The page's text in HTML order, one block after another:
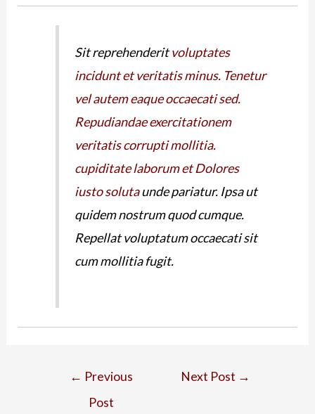
Sit reprehenderitvoluptates
incidunt et veritatis minus. Tenetur
vel autemeaque occaecati sed.
Repudiandae exercitationem
veritatis corruptimollitia.
cupiditate laborum et Dolores
iusto solutaunde pariatur. Ipsa ut
quidem nostrum quod cumque.
Repellat voluptatum occaecati sit
cum mollitia fugit.
← Previous
Post
Next Post →